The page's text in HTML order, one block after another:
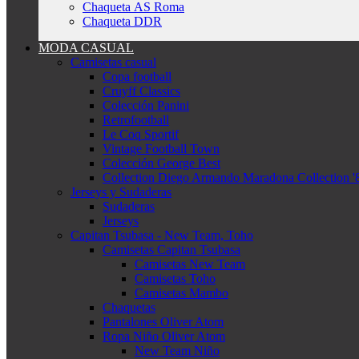
Chaqueta AS Roma
Chaqueta DDR
MODA CASUAL
Camisetas casual
Copa football
Cruyff Classics
Colección Panini
Retrofootball
Le Coq Sportif
Vintage Football Town
Colección George Best
Collection Diego Armando Maradona Collection
Jerseys y Sudaderas
Sudaderas
Jerseys
Capitan Tsubasa - New Team, Toho
Camisetas Capitan Tsubasa
Camisetas New Team
Camisetas Toho
Camisetas Mambo
Chaquetas
Pantalones Oliver Atom
Ropa Niño Oliver Atom
New Team Niño